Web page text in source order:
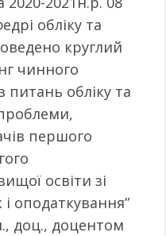
обліку та
круглий
чинного
питань обліку та
першого
освіти зі
і оподаткування”
доц., доцентом